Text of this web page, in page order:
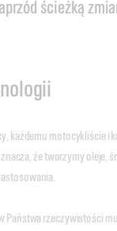
ścieżką
każdemu motocykliście i
że tworzymy oleje,
Państwa rzeczywistości